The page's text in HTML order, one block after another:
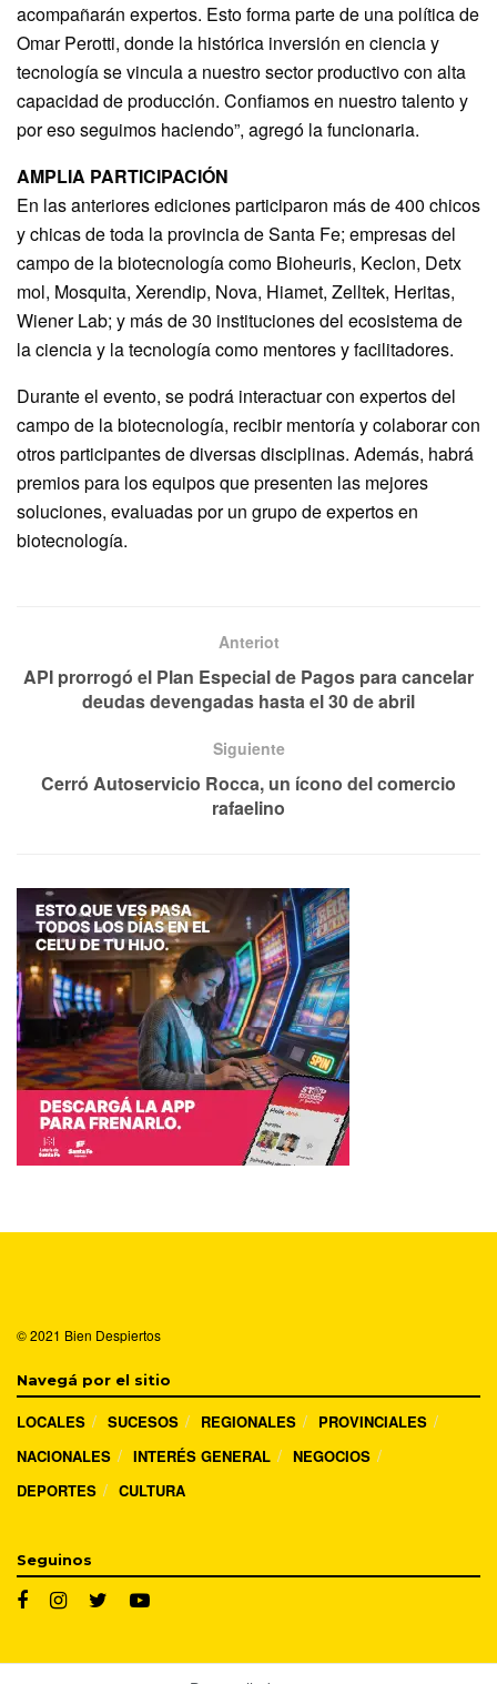
acompañarán expertos. Esto forma parte de una política de
Omar Perotti, donde la histórica inversión en ciencia y
tecnología se vincula a nuestro sector productivo con alta
capacidad de producción. Confiamos en nuestro talento y
por eso seguimos haciendo”, agregó la funcionaria.
AMPLIA PARTICIPACIÓN
En las anteriores ediciones participaron más de 400 chicos
y chicas de toda la provincia de Santa Fe; empresas del
campo de la biotecnología como Bioheuris, Keclon, Detx
mol, Mosquita, Xerendip, Nova, Hiamet, Zelltek, Heritas,
Wiener Lab; y más de 30 instituciones del ecosistema de
la ciencia y la tecnología como mentores y facilitadores.
Durante el evento, se podrá interactuar con expertos del
campo de la biotecnología, recibir mentoría y colaborar con
otros participantes de diversas disciplinas. Además, habrá
premios para los equipos que presenten las mejores
soluciones, evaluadas por un grupo de expertos en
biotecnología.
Anteriot
API prorrogó el Plan Especial de Pagos para cancelar
deudas devengadas hasta el 30 de abril
Siguiente
Cerró Autoservicio Rocca, un ícono del comercio
rafaelino
© 2021 Bien Despiertos
Navegá por el sitio
LOCALES SUCESOS REGIONALES
PROVINCIALES
NACIONALES
INTERÉS GENERAL
NEGOCIOS
DEPORTES
CULTURA
Seguinos